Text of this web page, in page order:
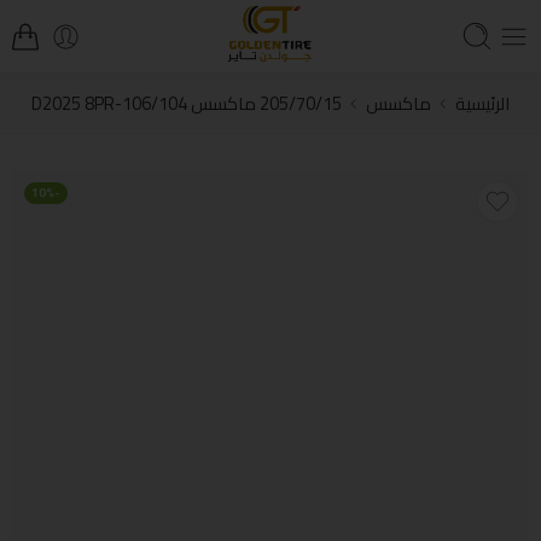
الرئيسية ماكسس 205/70/15 ماكسس D2025 8PR-106/104
-10%